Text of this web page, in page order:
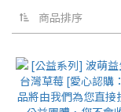
商品排序